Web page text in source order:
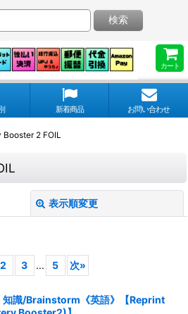
カート
検索
新着商品 お問い合わせ
Booster 2 FOIL
表示順変更
2 3 ... 5 次»
知識/Brainstorm《英語》【Reprint